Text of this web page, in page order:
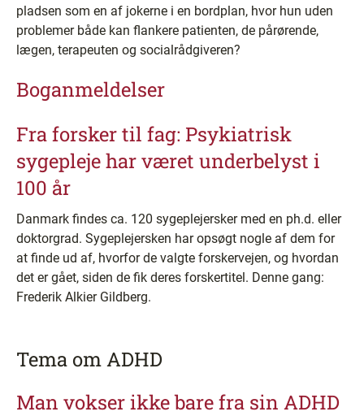
pladsen som en af jokerne i en bordplan, hvor hun uden
problemer både kan flankere patienten, de pårørende,
lægen, terapeuten og socialrådgiveren?
Boganmeldelser
Fra forsker til fag: Psykiatrisk
sygepleje har været underbelyst i
100 år
Danmark findes ca. 120 sygeplejersker med en ph.d. eller
doktorgrad. Sygeplejersken har opsøgt nogle af dem for
at finde ud af, hvorfor de valgte forskervejen, og hvordan
det er gået, siden de fik deres forskertitel. Denne gang:
Frederik Alkier Gildberg.
Tema om ADHD
Man vokser ikke bare fra sin ADHD